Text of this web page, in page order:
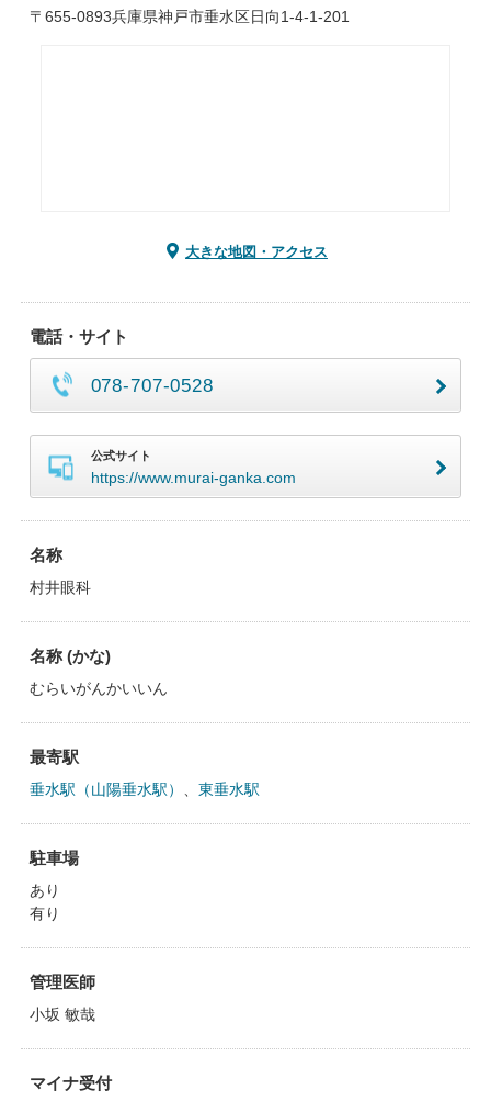
〒655-0893兵庫県神戸市垂水区日向1-4-1-201
大きな地図・アクセス
電話・サイト
078-707-0528
公式サイト
https://www.murai-ganka.com
名称
村井眼科
名称 (かな)
むらいがんかいいん
最寄駅
垂水駅（山陽垂水駅） 東垂水駅
駐車場
あり
有り
管理医師
小坂 敏哉
マイナ受付